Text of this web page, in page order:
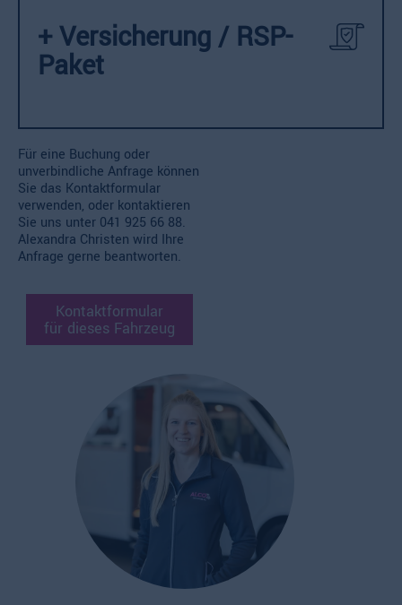
+ Versicherung / RSP-
Paket
Für eine Buchung oder
unverbindliche Anfrage können
Sie das Kontaktformular
verwenden, oder kontaktieren
Sie uns unter 041 925 66 88.
Alexandra Christen wird Ihre
Anfrage gerne beantworten.
Kontaktformular
für dieses Fahrzeug